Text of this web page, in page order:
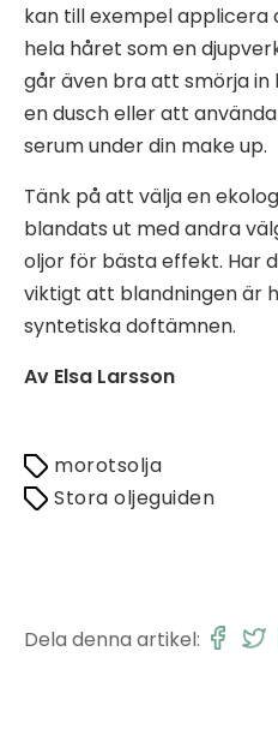
kan till exempel applicera
hela håret som en
går även bra att smörja
en dusch eller att
serum under din make up.
Tänk på att välja en
blandats ut med andra
oljor för bästa effekt. Har
viktigt att blandningen är
syntetiska doftämnen.
Av Elsa Larsson
morotsolja
Stora oljeguiden
Dela denna artikel: